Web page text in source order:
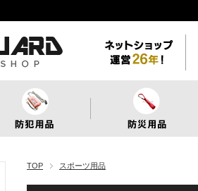
TOP スポーツ用品